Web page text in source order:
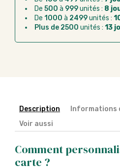
Chorus Pro :règlement
administratif après la
De 500 à 999unités : 8
De 1000 à 2499unités :
Plus de 2500 unités : 13
Description
Informations
Voir aussi
Comment
carte ?